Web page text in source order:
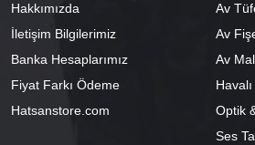
Hakkımızda
İletişim Bilgilerimiz
Banka Hesaplarımız
Fiyat Farkı Ödeme
Hatsanstore.com
Av
Av
Av
Optik
Ses